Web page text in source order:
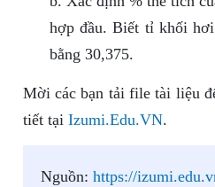
hợp đầu. Biết tỉ khối
bằng 30,375.
Mời các bạn tải file tài liệu
tiết tại Izumi.Edu.VN.
Nguồn: https://